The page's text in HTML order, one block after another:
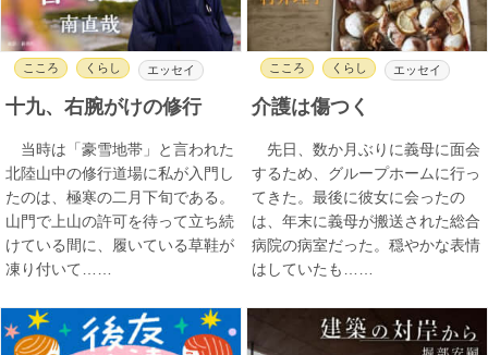
こころ くらし エッセイ
十九、右腕がけの修行
当時は「豪雪地帯」と言われた
北陸山中の修行道場に私が入門し
たのは、極寒の二月下旬である。
山門で上山の許可を待って立ち続
けている間に、履いている草鞋が
凍り付いて……
こころ くらし エッセイ
介護は傷つく
先日、数か月ぶりに義母に面会
するため、グループホームに行っ
てきた。最後に彼女に会ったの
は、年末に義母が搬送された総合
病院の病室だった。穏やかな表情
はしていたも……